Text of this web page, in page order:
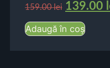
159.00lei 139.00
Adaugă în coș